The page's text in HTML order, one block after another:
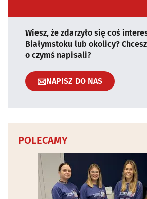
Wiesz, że zdarzyło się coś
Białymstoku lub okolicy?
o czymś napisali?
NAPISZ DO NAS
POLECAMY